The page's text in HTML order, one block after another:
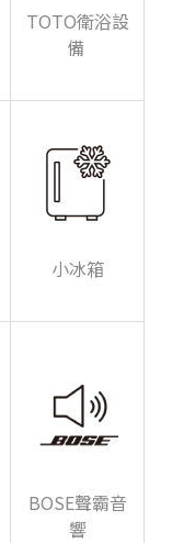
TOTO衛浴設
備
小冰箱
BOSE聲霸音
響